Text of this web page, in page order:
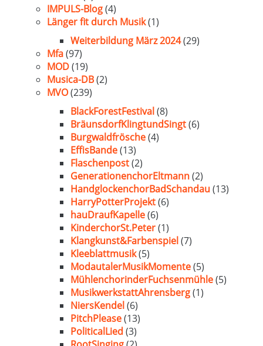
IMPULS-Blog(4)
Länger fit durch Musik(1)
Weiterbildung März 2024(29)
Mfa(97)
MOD(19)
Musica-DB(2)
MVO(239)
BlackForestFestival(8)
BräunsdorfKlingtundSingt(6)
Burgwaldfrösche(4)
EffisBande(13)
Flaschenpost(2)
GenerationenchorEltmann(2)
HandglockenchorBadSchandau(13)
HarryPotterProjekt(6)
hauDraufKapelle(6)
KinderchorSt.Peter(1)
Klangkunst&Farbenspiel(7)
Kleeblattmusik(5)
ModautalerMusikMomente(5)
MühlenchorinderFuchsenmühle(5)
MusikwerkstattAhrensberg(1)
NiersKendel(6)
PitchPlease(13)
PoliticalLied (3)